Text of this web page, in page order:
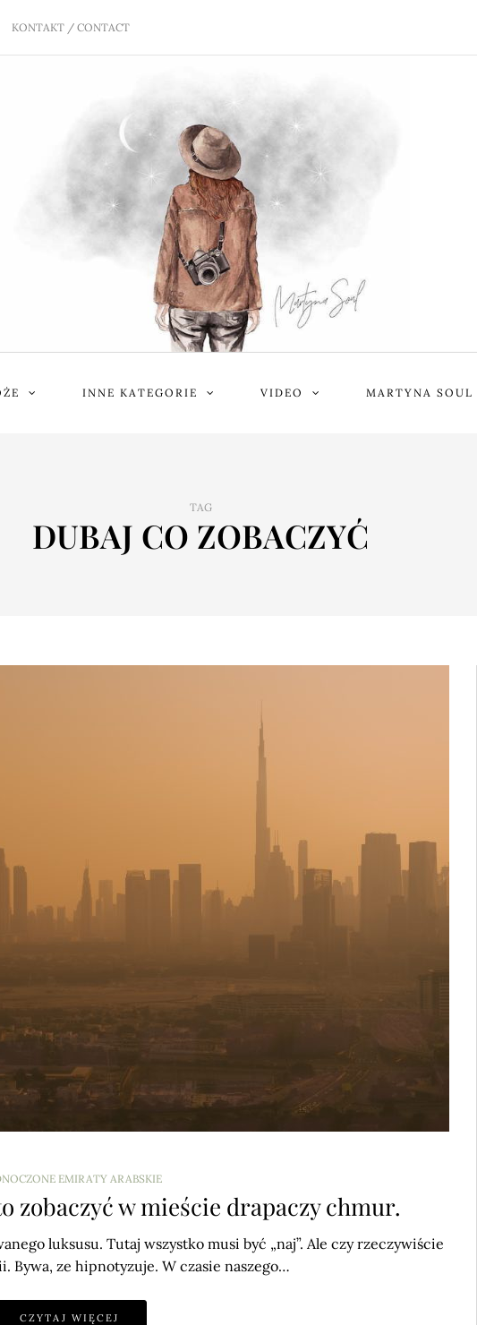
KONTAKT / CONTACT
INNE KATEGORIE VIDEO MARTYNA SOUL
TAG
DUBAJ CO ZOBACZYĆ
EMIRATY ARABSKIE
zobaczyć w mieście drapaczy chmur.
luksusu. Tutaj wszystko musi być „naj”. Ale czy rzeczywiście
Bywa, ze hipnotyzuje. W czasie naszego…
CZYTAJ WIĘCEJ